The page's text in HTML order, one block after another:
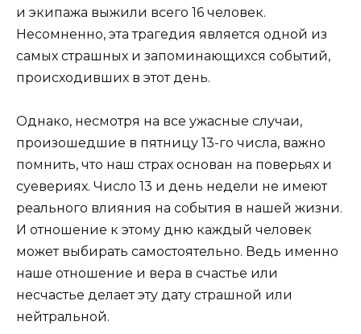
и экипажа выжили всего 16 человек.
Несомненно, эта трагедия является одной из
самых страшных и запоминающихся событий,
происходивших в этот день.
Однако, несмотря на все ужасные случаи,
произошедшие в пятницу 13-го числа, важно
помнить, что наш страх основан на поверьях и
суевериях. Число 13 и день недели не имеют
реального влияния на события в нашей жизни.
И отношение к этому дню каждый человек
может выбирать самостоятельно. Ведь именно
наше отношение и вера в счастье или
несчастье делает эту дату страшной или
нейтральной.